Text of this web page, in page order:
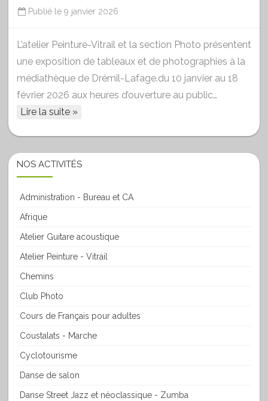
Publié le 9 janvier 2026
L’atelier Peinture-Vitrail et la section Photo présentent
une exposition de tableaux et de photographies à la
médiathèque de Drémil-Lafage.du 10 janvier au 18
février 2026 aux heures d’ouverture au public…
Lire la suite »
NOS ACTIVITÉS
Administration - Bureau et CA
Afrique
Atelier Guitare acoustique
Atelier Peinture - Vitrail
Chemins
Club Photo
Cours de Français pour adultes
Coustalats - Marche
Cyclotourisme
Danse de salon
Danse Street Jazz et néoclassique - Zumba